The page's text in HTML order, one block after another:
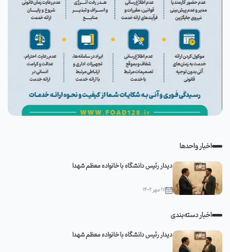
اخبار واحدها
دیدار رئیس دانشگاه با خانواده معظم شهدا
۱۷ مهر ۱۴۰۲
اخبار دسته‌بندی
دیدار رئیس دانشگاه با خانواده معظم شهدا